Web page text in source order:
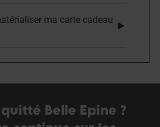
ma carte cadeau
Belle Epine ?